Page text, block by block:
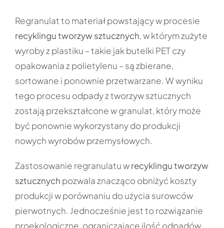
Regranulat to materiał powstający w procesie
recyklingu tworzyw sztucznych, w którym zużyte
wyroby z plastiku – takie jak butelki PET czy
opakowania z polietylenu – są zbierane,
sortowane i ponownie przetwarzane. W wyniku
tego procesu odpady z tworzyw sztucznych
zostają przekształcone w granulat, który może
być ponownie wykorzystany do produkcji
nowych wyrobów przemysłowych.
Zastosowanie regranulatu wrecyklingu tworzyw
sztucznych pozwala znacząco obniżyć koszty
produkcji w porównaniu do użycia surowców
pierwotnych. Jednocześnie jest to rozwiązanie
proekologiczne, ograniczające ilość odpadów